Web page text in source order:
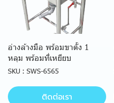
อ่างล้างมือ พร้อมขาตั้ง 1
หลุม พร้อมที่เหยียบ
SKU : SWS-6565
ติดต่อเรา